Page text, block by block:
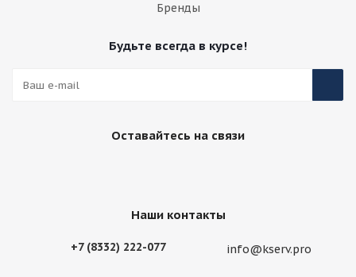
Бренды
Будьте всегда в курсе!
Оставайтесь на связи
Наши контакты
+7 (8332) 222-077 info@kserv.pro